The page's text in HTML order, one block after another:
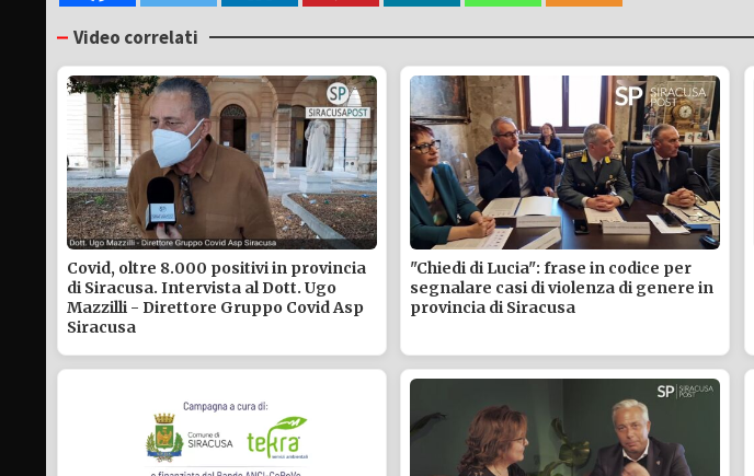
Video correlati
Covid, oltre 8.000 positivi in provincia
di Siracusa. Intervista al Dott. Ugo
Mazzilli - Direttore Gruppo Covid Asp
Siracusa
"Chiedi di Lucia": frase in codice per
segnalare casi di violenza di genere in
provincia di Siracusa